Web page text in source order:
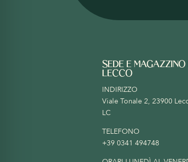
SEDE E MAGAZZINO
LECCO
INDIRIZZO
Viale Tonale 2, 23900
LC
TELEFONO
+39 0341 494748